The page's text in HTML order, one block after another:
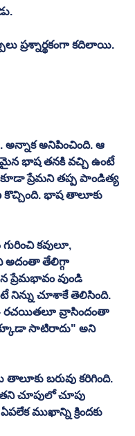
ప్రశ్నార్థకంగా కదిలాయి.
అన్నాక అనిపించింది. ఆ
భాష తనకి వచ్చి ఉంటే
కూడా ప్రేమని తప్ప పాండిత్య
కొచ్చింది. భాష తాలూకు
కవులూ,
అదంతా తేలిగ్గా
ప్రేమభావం వుండి
నిన్ను చూశాకే తెలిసింది.
రచయితలూ వ్రాసిందంతా
సాటిరాదు" అని
బరువు కరిగింది.
చూపులో చూపు
ముఖాన్ని క్రిందకు